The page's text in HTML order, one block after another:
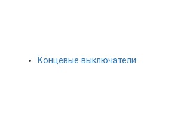
Концевые выключатели